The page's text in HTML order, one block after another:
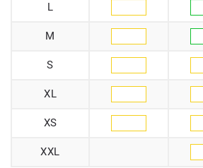
L
M
S
XL
XS
XXL